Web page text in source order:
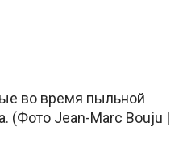
во время пыльной
(Фото Jean-Marc Bouju |